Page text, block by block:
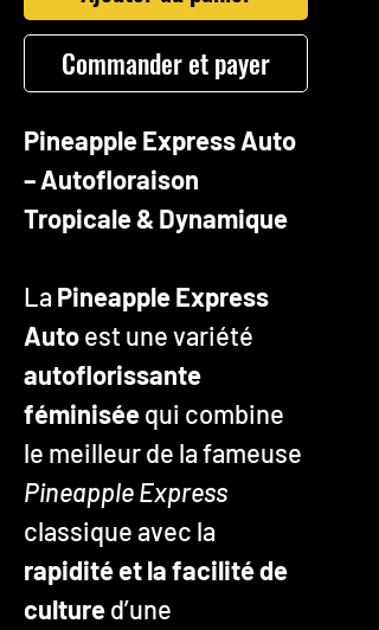
Commander et payer
Pineapple Express Auto
– Autofloraison
Tropicale & Dynamique
La Pineapple Express
Autoest une variété
autoflorissante
féminiséequi combine
le meilleur de la fameuse
Pineapple Express
classique avec la
rapidité et la facilité de
cultured’une